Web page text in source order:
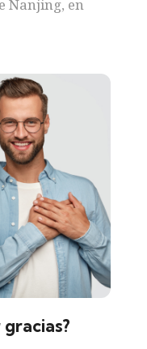
Nanjing, en